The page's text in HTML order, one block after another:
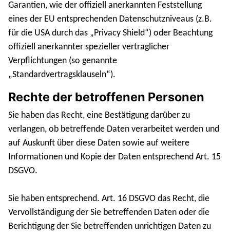
Garantien, wie der offiziell anerkannten Feststellung
eines der EU entsprechenden Datenschutzniveaus (z.B.
für die USA durch das „Privacy Shield“) oder Beachtung
offiziell anerkannter spezieller vertraglicher
Verpflichtungen (so genannte
„Standardvertragsklauseln“).
Rechte der betroffenen Personen
Sie haben das Recht, eine Bestätigung darüber zu
verlangen, ob betreffende Daten verarbeitet werden und
auf Auskunft über diese Daten sowie auf weitere
Informationen und Kopie der Daten entsprechend Art. 15
DSGVO.
Sie haben entsprechend. Art. 16 DSGVO das Recht, die
Vervollständigung der Sie betreffenden Daten oder die
Berichtigung der Sie betreffenden unrichtigen Daten zu